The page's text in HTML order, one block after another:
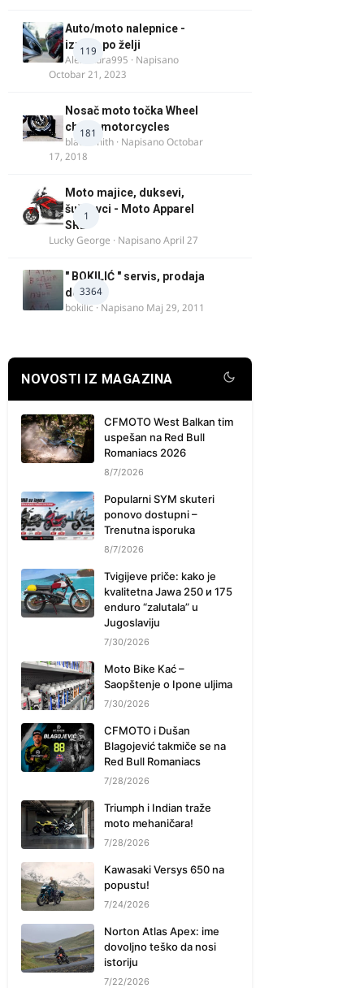
119
Auto/moto nalepnice -
izrada po želji
Alexandra995 · Napisano
Octobar 21, 2023
181
Nosač moto točka Wheel
chock motorcycles
blacksmith · NapisanoOctobar
17, 2018
1
Moto majice, duksevi,
šuškavci - Moto Apparel
SRB
Lucky George · NapisanoApril 27
3364
" BOKILIĆ " servis, prodaja
delova
bokilic · Napisano Maj 29, 2011
NOVOSTI IZ MAGAZINA
CFMOTO West Balkan tim
uspešan na Red Bull
Romaniacs 2026
8/7/2026
Popularni SYM skuteri
ponovo dostupni –
Trenutna isporuka
8/7/2026
Tvigijeve priče: kako je
kvalitetna Jawa 250 и 175
enduro “zalutala” u
Jugoslaviju
7/30/2026
Moto Bike Kać –
Saopštenje o Ipone uljima
7/30/2026
CFMOTO i Dušan
Blagojević takmiče se na
Red Bull Romaniacs
7/28/2026
Triumph i Indian traže
moto mehaničara!
7/28/2026
Kawasaki Versys 650 na
popustu!
7/24/2026
Norton Atlas Apex: ime
dovoljno teško da nosi
istoriju
7/22/2026